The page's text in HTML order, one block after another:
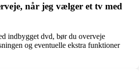
når jeg vælger et tv med
indbygget dvd, bør du overveje
og eventuelle ekstra funktioner